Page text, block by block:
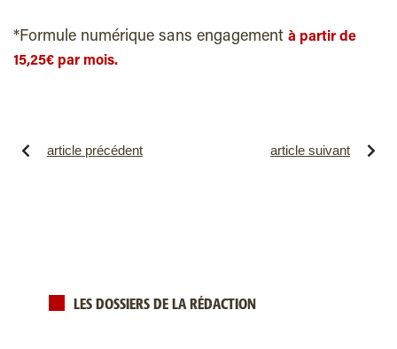
*Formule numérique sans engagement à partir de
15,25€ par mois.
article précédent article suivant
LES DOSSIERS DE LA RÉDACTION